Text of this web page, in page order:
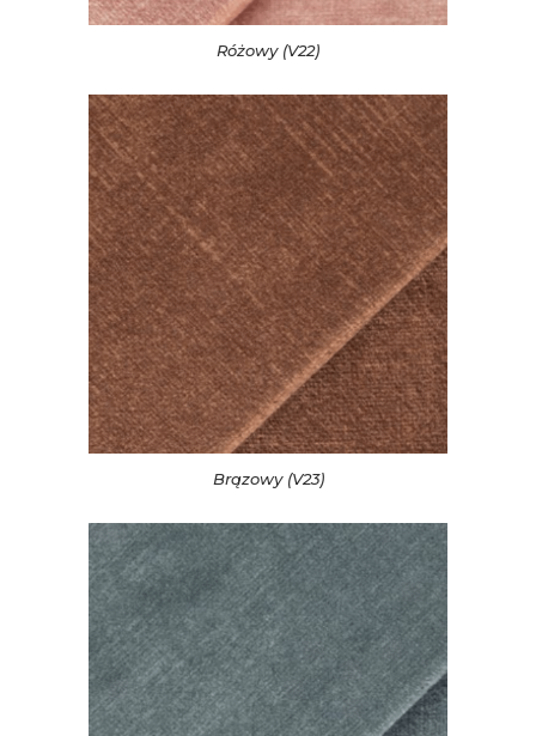
Różowy (V22)
Brązowy (V23)